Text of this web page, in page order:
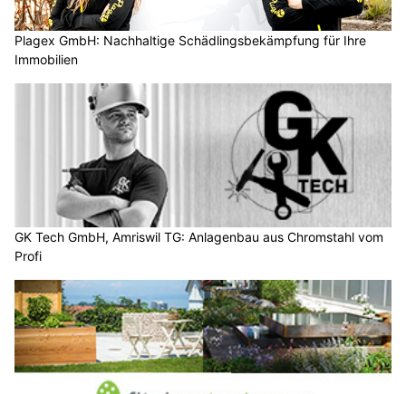
Plagex GmbH: Nachhaltige Schädlingsbekämpfung für Ihre
Immobilien
GK Tech GmbH, Amriswil TG: Anlagenbau aus Chromstahl vom
Profi